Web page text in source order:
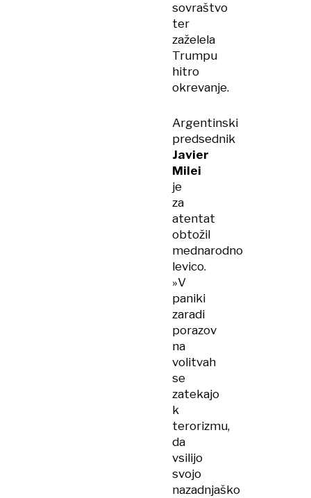
sovraštvo
ter
zaželela
Trumpu
hitro
okrevanje.
Argentinski
predsednik
Javier
Milei
je
za
atentat
obtožil
mednarodno
levico.
»V
paniki
zaradi
porazov
na
volitvah
se
zatekajo
k
terorizmu,
da
vsilijo
svojo
nazadnjaško